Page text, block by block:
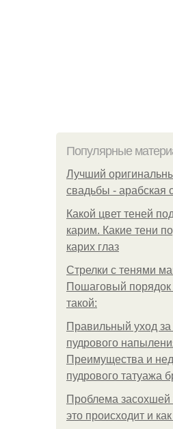
Популярные
Лучший
свадьбы - арабская
Какой цвет теней
карим. Какие тени
карих глаз
Стрелки с тенями
Пошаговый порядок
такой:
Правильный уход
пудрового
Преимущества и
пудрового татуажа
Проблема
это происходит и